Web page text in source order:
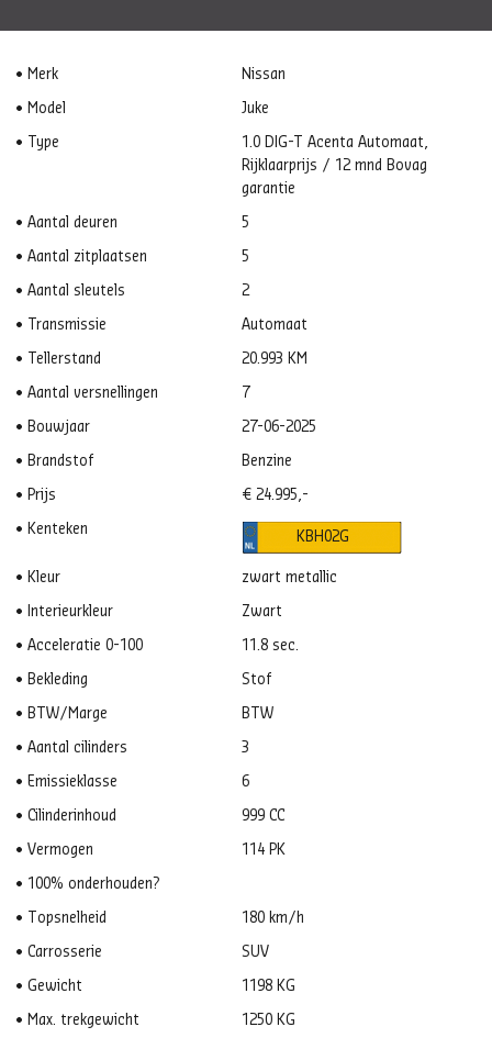
Merk Nissan
Model Juke
Type
1.0 DIG-T Acenta Automaat,
Rijklaarprijs / 12 mnd Bovag
garantie
Aantal deuren 5
Aantal zitplaatsen 5
Aantal sleutels 2
Transmissie Automaat
Tellerstand 20.993 KM
Aantal versnellingen 7
Bouwjaar 27-06-2025
Brandstof Benzine
Prijs € 24.995,-
Kenteken KBH02G
Kleur zwart metallic
Interieurkleur Zwart
Acceleratie 0-100 11.8 sec.
Bekleding Stof
BTW/Marge BTW
Aantal cilinders 3
Emissieklasse 6
Cilinderinhoud 999 CC
Vermogen 114 PK
100% onderhouden?
Topsnelheid 180 km/h
Carrosserie SUV
Gewicht 1198 KG
Max. trekgewicht 1250 KG